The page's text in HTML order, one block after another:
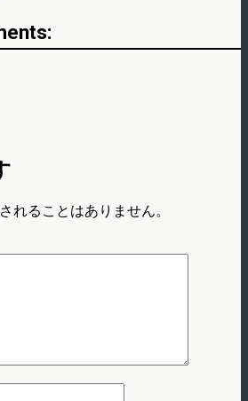
れることはありません。